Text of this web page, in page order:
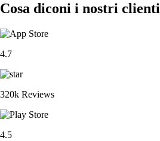
Cosa diconi i nostri clienti
4.7
320k Reviews
4.5